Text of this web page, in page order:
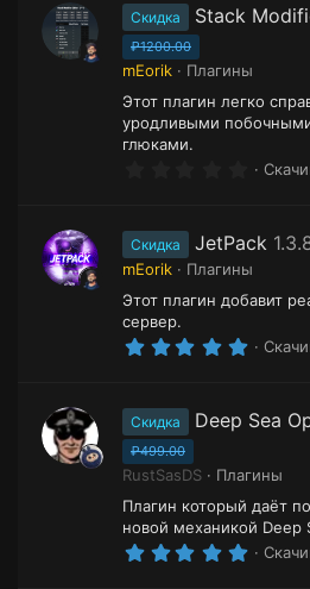
з
в
з
д
Скидка Stack
₽1200.00
mEorik
Плагины
Этот плагин легко
уродливыми
глюками.
0
з
в
ё
з
д
Скидка JetPack
mEorik
Плагины
Этот плагин добавит
сервер.
5
з
в
з
д
Скидка Deep Sea
₽499.00
RustSasDS
Плагины
Плагин который даёт
новой механикой Deep
5